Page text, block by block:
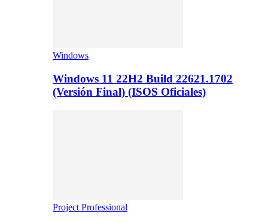
Windows
Windows 11 22H2 Build 22621.1702
(Versión Final) (ISOS Oficiales)
Project Professional